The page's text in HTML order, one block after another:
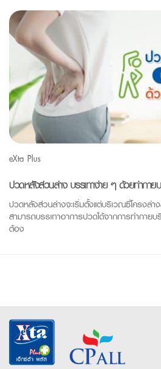
eXta Plus
ปวดหลังส่วนล่าง บรรเทาง่าย ๆ ด้วยท่ากาย
ปวดหลังส่วนล่างจะเริ่มตั้งแต่บริเวณซึ่โครงล่
สามารถบรรเทาอาการปวดได้จากการทำกา
ต้อง